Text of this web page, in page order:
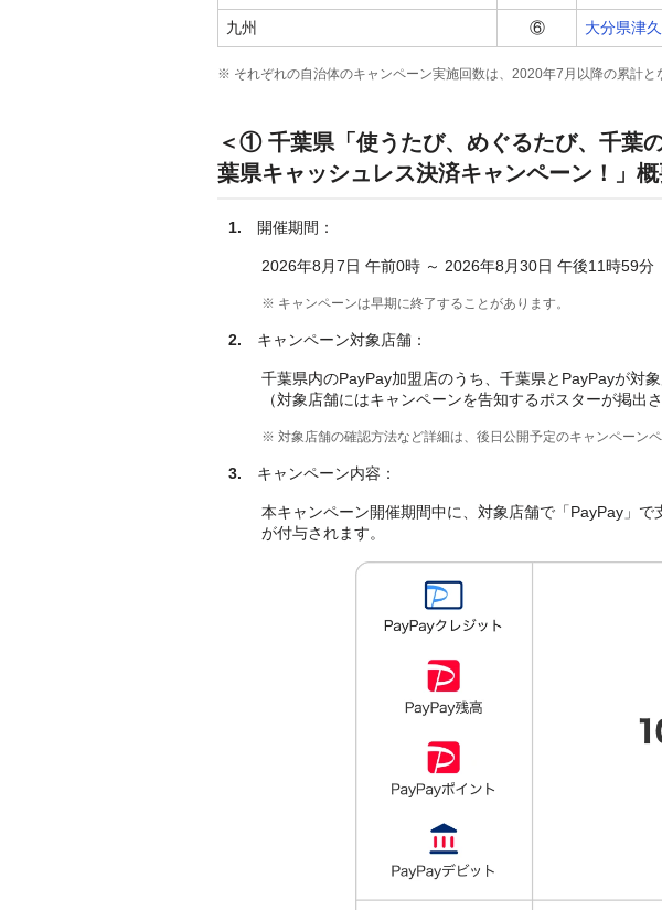
九州 ⑥ 大分県津
※ それぞれの自治体のキャンペーン実施回数は、2020年7月以降の累計と
＜① 千葉県「使うたび、めぐるたび、千葉
葉県キャッシュレス決済キャンペーン！」概
1. 開催期間：
2026年8月7日 午前0時 ～ 2026年8月30日 午後11時59分
※ キャンペーンは早期に終了することがあります。
2. キャンペーン対象店舗：
千葉県内のPayPay加盟店のうち、千葉県とPayPayが対
（対象店舗にはキャンペーンを告知するポスターが掲出
※ 対象店舗の確認方法など詳細は、後日公開予定のキャンペーンペ
3. キャンペーン内容：
本キャンペーン開催期間中に、対象店舗で「PayPay」で
が付与されます。